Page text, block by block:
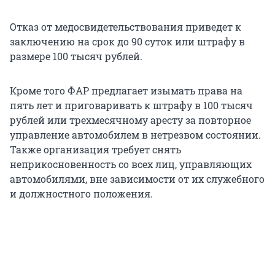
Отказ от медосвидетельствования приведет к
заключению на срок до 90 суток или штрафу в
размере 100 тысяч рублей.
Кроме того ФАР предлагает изымать права на
пять лет и приговаривать к штрафу в 100 тысяч
рублей или трехмесячному аресту за повторное
управление автомобилем в нетрезвом состоянии.
Также организация требует снять
неприкосновенность со всех лиц, управляющих
автомобилями, вне зависимости от их служебного
и должностного положения.